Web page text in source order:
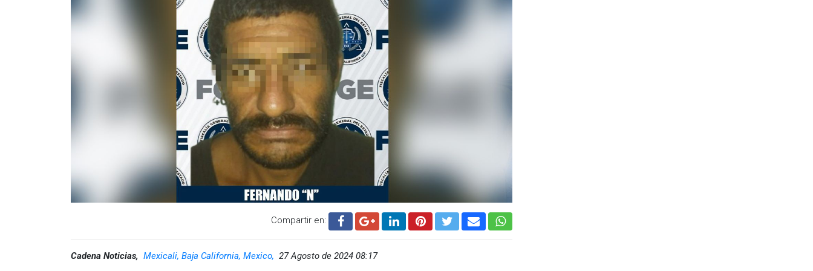
Compartir en:
Cadena Noticias, Mexicali, Baja California, Mexico, 27 Agosto de 2024 08:17